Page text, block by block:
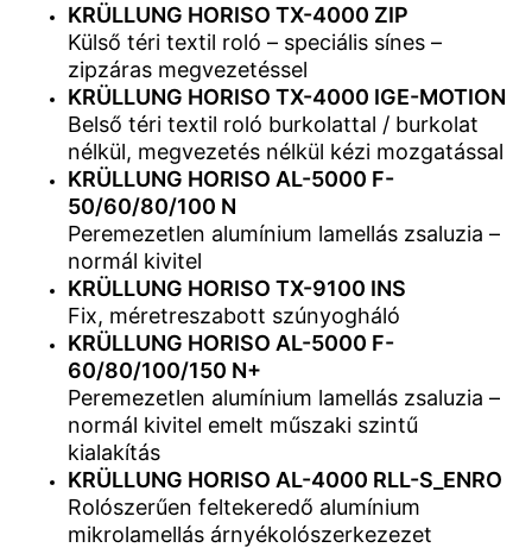
KRÜLLUNG HORISO TX-4000 ZIP
Külső téri textil roló – speciális sínes –
zipzáras megvezetéssel
KRÜLLUNG HORISO TX-4000 IGE-MOTION
Belső téri textil roló burkolattal / burkolat
nélkül, megvezetés nélkül kézi mozgatással
KRÜLLUNG HORISO AL-5000 F-
50/60/80/100 N
Peremezetlen alumínium lamellás zsaluzia –
normál kivitel
KRÜLLUNG HORISO TX-9100 INS
Fix, méretreszabott szúnyogháló
KRÜLLUNG HORISO AL-5000 F-
60/80/100/150 N+
Peremezetlen alumínium lamellás zsaluzia –
normál kivitel emelt műszaki szintű
kialakítás
KRÜLLUNG HORISO AL-4000 RLL-S_ENRO
Rolószerűen feltekeredő alumínium
mikrolamellás árnyékolószerkezezet